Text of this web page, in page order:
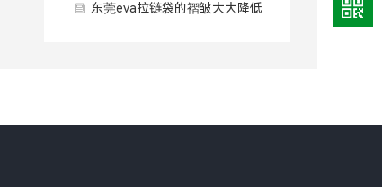
同
东莞eva拉链袋的褶皱大大降低